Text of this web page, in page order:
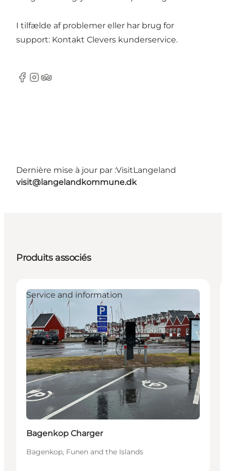
I tilfælde af problemer eller har brug for
support: Kontakt Clevers kunderservice.
Facebook
Instagram
Tripadvisor
Dernière mise à jour par :VisitLangeland
visit@langelandkommune.dk
Produits associés
Service and information
Bagenkop Charger
Bagenkop, Funen and the Islands